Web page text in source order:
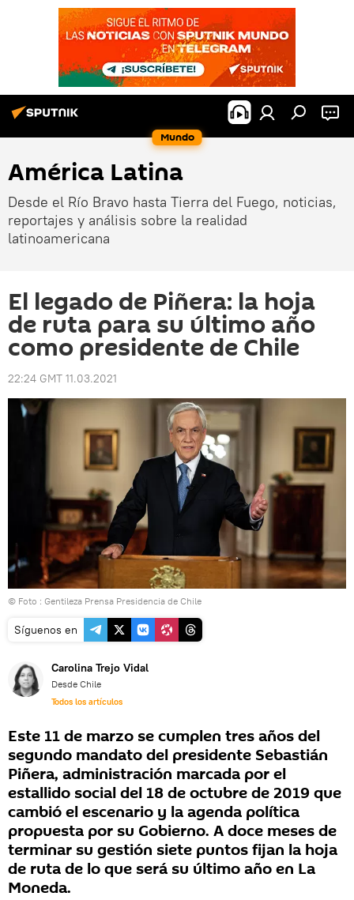
Mundo
América Latina
Desde el Río Bravo hasta Tierra del Fuego, noticias,
reportajes y análisis sobre la realidad
latinoamericana
El legado de Piñera: la hoja
de ruta para su último año
como presidente de Chile
22:24 GMT 11.03.2021
© Foto : Gentileza Prensa Presidencia de Chile
Síguenos en
Carolina Trejo Vidal
Desde Chile
Todos los artículos
Este 11 de marzo se cumplen tres años del
segundo mandato del presidente Sebastián
Piñera, administración marcada por el
estallido social del 18 de octubre de 2019 que
cambió el escenario y la agenda política
propuesta por su Gobierno. A doce meses de
terminar su gestión siete puntos fijan la hoja
de ruta de lo que será su último año en La
Moneda.